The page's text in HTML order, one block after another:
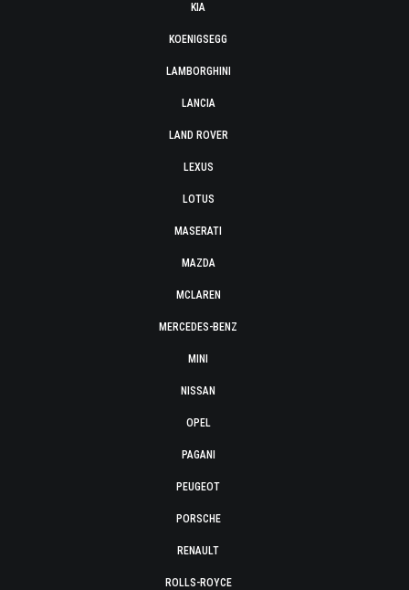
KIA
KOENIGSEGG
LAMBORGHINI
LANCIA
LAND ROVER
LEXUS
LOTUS
MASERATI
MAZDA
MCLAREN
MERCEDES-BENZ
MINI
NISSAN
OPEL
PAGANI
PEUGEOT
PORSCHE
RENAULT
ROLLS-ROYCE